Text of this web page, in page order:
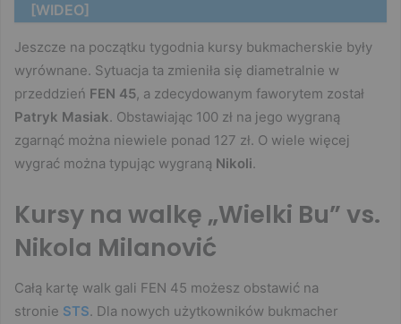
[WIDEO]
Jeszcze na początku tygodnia kursy bukmacherskie były
wyrównane. Sytuacja ta zmieniła się diametralnie w
przeddzień FEN 45, a zdecydowanym faworytem został
Patryk Masiak. Obstawiając 100 zł na jego wygraną
zgarnąć można niewiele ponad 127 zł. O wiele więcej
wygrać można typując wygraną Nikoli.
Kursy na walkę „Wielki Bu” vs.
Nikola Milanović
Całą kartę walk gali FEN 45 możesz obstawić na
stronie STS. Dla nowych użytkowników bukmacher